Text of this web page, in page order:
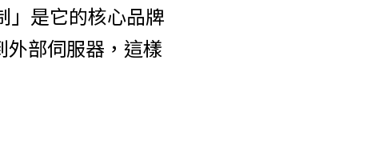
」是它的核心品牌
外部伺服器，這樣